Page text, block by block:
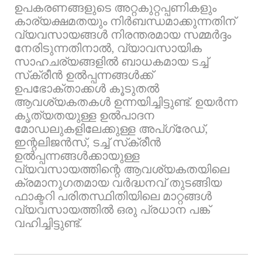
ഉപകരണങ്ങളുടെ അറ്റകുറ്റപ്പണികളും
കാര്യക്ഷമതയും നിർബന്ധമാക്കുന്നതിന്
വ്യവസായങ്ങൾ നിരന്തരമായ സമ്മർദ്ദം
നേരിടുന്നതിനാൽ, വ്യാവസായിക
സാഹചര്യങ്ങളിൽ ബാധകമായ ടച്ച്
സ്‌ക്രീൻ ഉൽപ്പന്നങ്ങൾക്ക്
ഉപഭോക്താക്കൾ കൂടുതൽ
ആവശ്യകതകൾ ഉന്നയിച്ചിട്ടുണ്ട്. ഉയർന്ന
കൃത്യതയുള്ള ഉൽ‌പാദന
മോഡലുകളിലേക്കുള്ള അപ്‌ഗ്രേഡ്,
ഇന്റലിജൻസ്, ടച്ച് സ്‌ക്രീൻ
ഉൽപ്പന്നങ്ങൾക്കായുള്ള
വ്യവസായത്തിന്റെ ആവശ്യകതയിലെ
ക്രമാനുഗതമായ വർദ്ധനവ് തുടങ്ങിയ
ഫാക്ടറി പരിതസ്ഥിതിയിലെ മാറ്റങ്ങൾ
വ്യവസായത്തിൽ ഒരു പ്രധാന പങ്ക്
വഹിച്ചിട്ടുണ്ട്.